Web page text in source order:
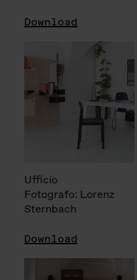
Download
Ufficio
Fotografo: Lorenz
Sternbach
Download